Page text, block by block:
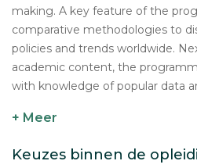
making. A key feature of the
comparative methodologies to
policies and trends worldwide.
academic content, the
with knowledge of popular data
+ Meer
Keuzes binnen de